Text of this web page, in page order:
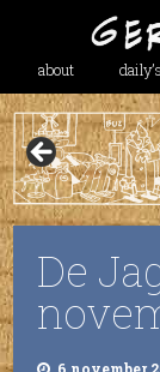
about daily’s
De